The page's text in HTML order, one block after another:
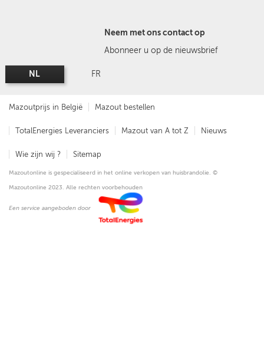
Neem met ons contact op
Abonneer u op de nieuwsbrief
NL FR
Mazoutprijs in België Mazout bestellen
TotalEnergies Leveranciers Mazout van A tot Z Nieuws
Wie zijn wij ? Sitemap
Een service aangeboden door
Mazoutonline is gespecialiseerd in het online verkopen van huisbrandolie. ©
Mazoutonline 2023. Alle rechten voorbehouden